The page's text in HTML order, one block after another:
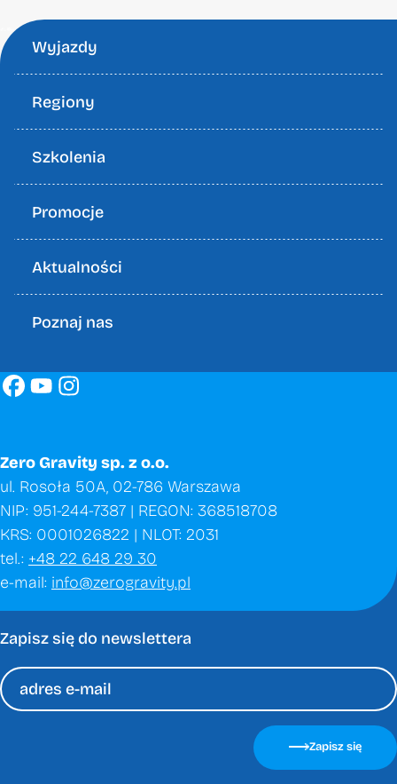
Wyjazdy
Regiony
Szkolenia
Promocje
Aktualności
Poznaj nas
Zapisz się do newslettera
Zapisz się
Zero Gravity sp. z o.o.
ul. Rosoła 50A, 02-786 Warszawa
NIP: 951-244-7387 | REGON: 368518708
KRS: 0001026822 | NLOT: 2031
tel.: +48 22 648 29 30
e-mail: info@zerogravity.pl